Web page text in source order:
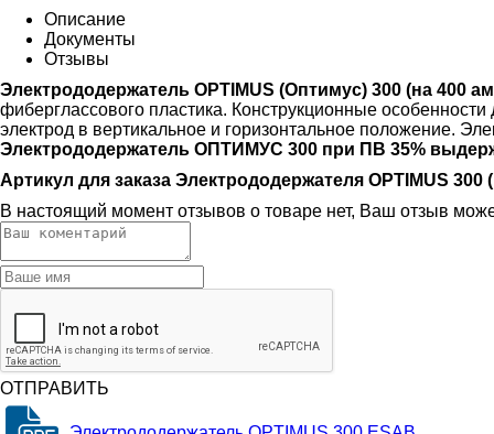
Описание
Документы
Отзывы
Электрододержатель OPTIMUS (Оптимус) 300 (на 400
фиберглассового пластика. Конструкционные
электрод в вертикальное и горизонтальное положение.
Электрододержатель ОПТИМУС 300 при ПВ 35%
Артикул для заказа Электрододержателя OPTIMUS 300
В настоящий момент отзывов о товаре нет, Ваш отзыв
ОТПРАВИТЬ